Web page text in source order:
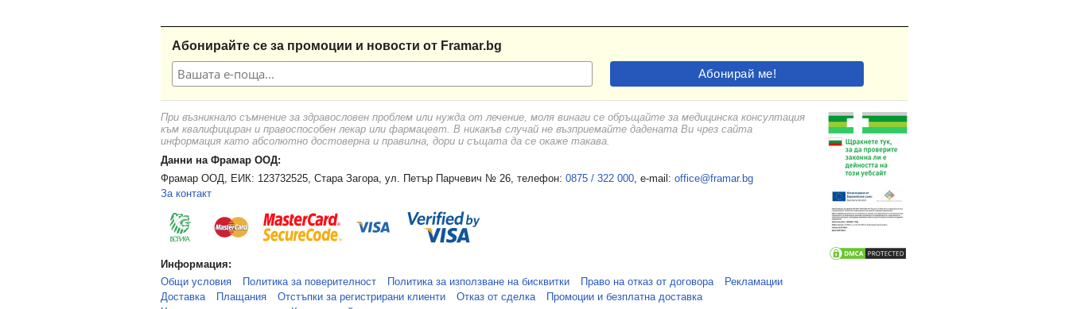
Абонирайте се за промоции и новости от Framar.bg
При възникнало съмнение за здравословен проблем или нужда от лечение, моля винаги се обръщайте за медицинска консултация
към квалифициран и правоспособен лекар или фармацевт. В никакъв случай не възприемайте дадената Ви чрез сайта
информация като абсолютно достоверна и правилна, дори и същата да се окаже такава.
Данни на Фрамар ООД:
Фрамар ООД, ЕИК: 123732525, Стара Загора, ул. Петър Парчевич № 26, телефон: 0875 / 322 000 , e-mail: office@framar.bg
За контакт
Информация:
Общи условия
Политика за поверителност Политика за използване на бисквитки Право на отказ от договора
Рекламации
Доставка
Плащания Отстъпки за регистрирани клиенти Отказ от сделка
Промоции и безплатна доставка